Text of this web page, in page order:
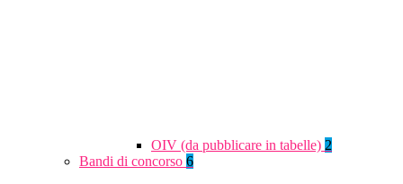
OIV (da pubblicare in tabelle) 2
Bandi di concorso 6